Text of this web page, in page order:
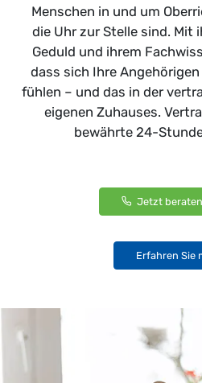
Menschen in und um
die Uhr zur Stelle sind. Mit
Geduld und ihrem
dass sich Ihre
fühlen – und das in der
eigenen Zuhauses.
bewährte 24-
Jetzt
Erfahren Sie